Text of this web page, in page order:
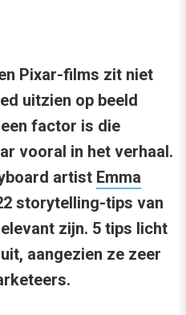
Pixar-films zit niet
uitzien op beeld
factor is die
vooral in het verhaal.
artist Emma
storytelling-tips van
zijn. 5 tips licht
aangezien ze zeer